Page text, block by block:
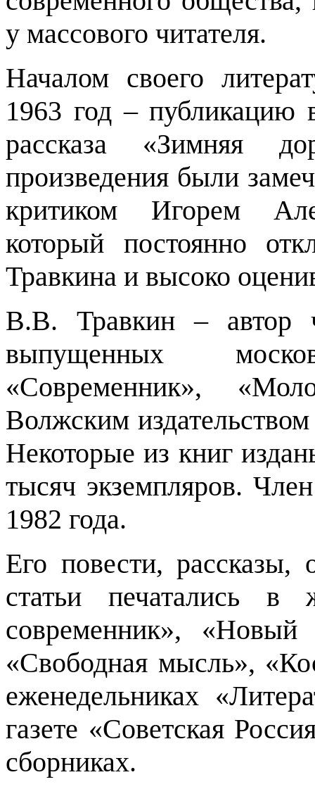
у массового читателя.
Началом своего
1963 год – публикацию
рассказа «Зимняя
произведения были
критиком Игорем
который постоянно
Травкина и высоко
В.В. Травкин – автор
выпущенных
«Современник»,
Волжским
Некоторые из книг
тысяч экземпляров.
1982 года.
Его повести, рассказы,
статьи печатались
современник»,
«Свободная мысль»,
еженедельниках
газете «Советская
сборниках.